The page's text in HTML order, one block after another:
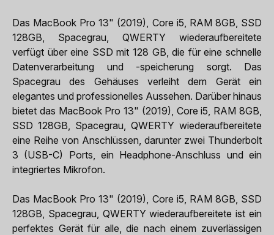
Das MacBook Pro 13" (2019), Core i5, RAM 8GB, SSD
128GB, Spacegrau, QWERTY wiederaufbereitete
verfügt über eine SSD mit 128 GB, die für eine schnelle
Datenverarbeitung und -speicherung sorgt. Das
Spacegrau des Gehäuses verleiht dem Gerät ein
elegantes und professionelles Aussehen. Darüber hinaus
bietet das MacBook Pro 13" (2019), Core i5, RAM 8GB,
SSD 128GB, Spacegrau, QWERTY wiederaufbereitete
eine Reihe von Anschlüssen, darunter zwei Thunderbolt
3 (USB-C) Ports, ein Headphone-Anschluss und ein
integriertes Mikrofon.
Das MacBook Pro 13" (2019), Core i5, RAM 8GB, SSD
128GB, Spacegrau, QWERTY wiederaufbereitete ist ein
perfektes Gerät für alle, die nach einem zuverlässigen